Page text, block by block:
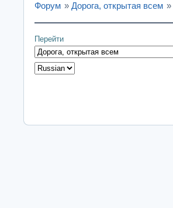
Форум » Дорога, открытая всем »
Перейти